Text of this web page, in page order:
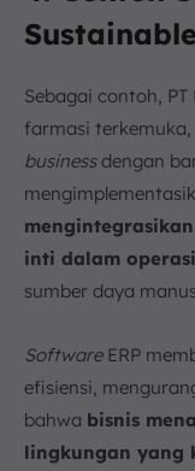
Sebagai contoh,
farmasi
businessdengan
inti dalam
sumber daya
SoftwareERP
efisiensi,
bahwa bisnis
lingkungan yang